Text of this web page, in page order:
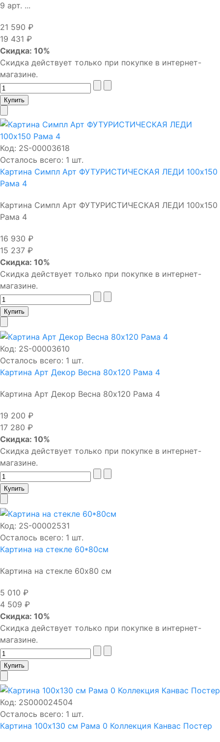
9 арт. ...
21 590 ₽
19 431 ₽
Скидка: 10%
Скидка действует только при покупке в интернет-
магазине.
Код: 2S-00003618
Осталось всего: 1 шт.
Картина Симпл Арт ФУТУРИСТИЧЕСКАЯ ЛЕДИ 100х150
Рама 4
Картина Симпл Арт ФУТУРИСТИЧЕСКАЯ ЛЕДИ 100х150
Рама 4
16 930 ₽
15 237 ₽
Скидка: 10%
Скидка действует только при покупке в интернет-
магазине.
Код: 2S-00003610
Осталось всего: 1 шт.
Картина Арт Декор Весна 80х120 Рама 4
Картина Арт Декор Весна 80х120 Рама 4
19 200 ₽
17 280 ₽
Скидка: 10%
Скидка действует только при покупке в интернет-
магазине.
Код: 2S-00002531
Осталось всего: 1 шт.
Картина на стекле 60*80см
Картина на стекле 60х80 см
5 010 ₽
4 509 ₽
Скидка: 10%
Скидка действует только при покупке в интернет-
магазине.
Код: 2S000024504
Осталось всего: 1 шт.
Картина 100х130 см Рама 0 Коллекция Канвас Постер